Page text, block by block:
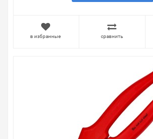
в избранные сравнить